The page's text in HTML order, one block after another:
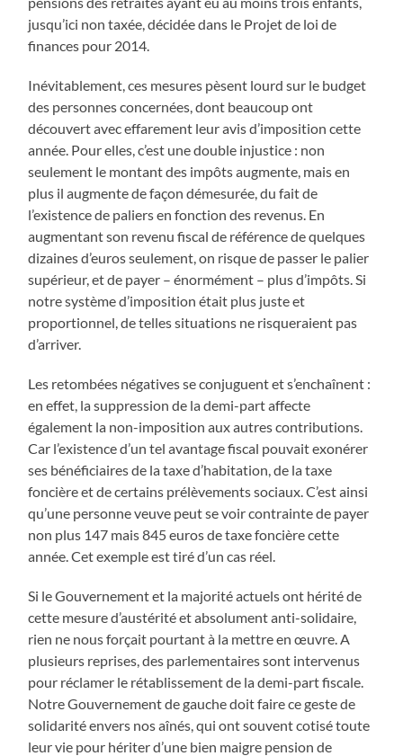
jusqu’ici non taxée, décidée dans le Projet de loi de
finances pour 2014.
Inévitablement, ces mesures pèsent lourd sur le budget
des personnes concernées, dont beaucoup ont
découvert avec effarement leur avis d’imposition cette
année. Pour elles, c’est une double injustice : non
seulement le montant des impôts augmente, mais en
plus il augmente de façon démesurée, du fait de
l’existence de paliers en fonction des revenus. En
augmentant son revenu fiscal de référence de quelques
dizaines d’euros seulement, on risque de passer le palier
supérieur, et de payer – énormément – plus d’impôts. Si
notre système d’imposition était plus juste et
proportionnel, de telles situations ne risqueraient pas
d’arriver.
Les retombées négatives se conjuguent et s’enchaînent :
en effet, la suppression de la demi-part affecte
également la non-imposition aux autres contributions.
Car l’existence d’un tel avantage fiscal pouvait exonérer
ses bénéficiaires de la taxe d’habitation, de la taxe
foncière et de certains prélèvements sociaux. C’est ainsi
qu’une personne veuve peut se voir contrainte de payer
non plus 147 mais 845 euros de taxe foncière cette
année. Cet exemple est tiré d’un cas réel.
Si le Gouvernement et la majorité actuels ont hérité de
cette mesure d’austérité et absolument anti-solidaire,
rien ne nous forçait pourtant à la mettre en œuvre. A
plusieurs reprises, des parlementaires sont intervenus
pour réclamer le rétablissement de la demi-part fiscale.
Notre Gouvernement de gauche doit faire ce geste de
solidarité envers nos aînés, qui ont souvent cotisé toute
leur vie pour hériter d’une bien maigre pension de